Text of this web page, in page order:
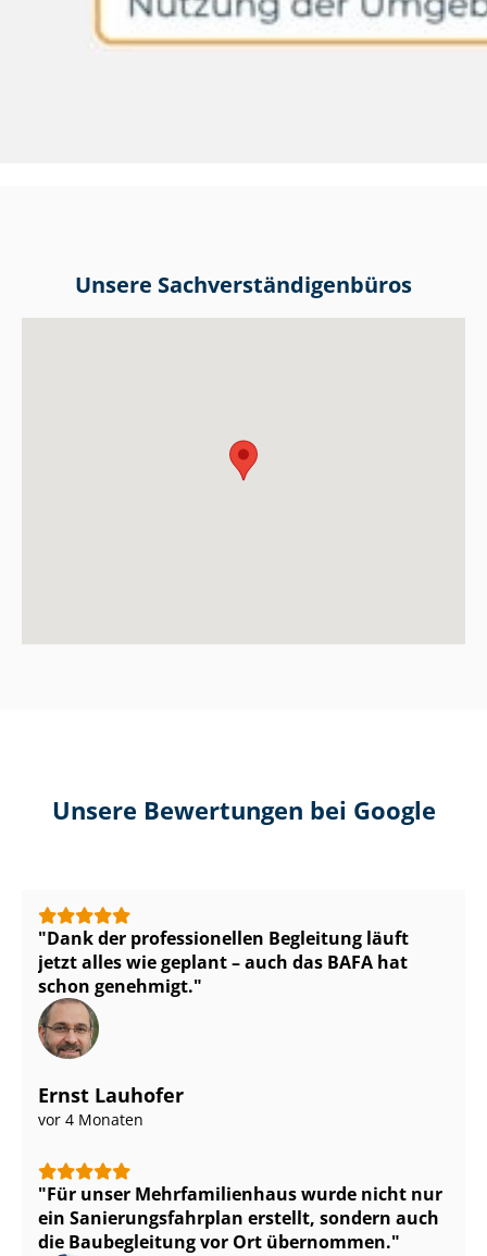
Unsere Sach­ver­stän­di­gen­bü­ros
Unsere Bewertungen bei Google
Dank der professionellen Begleitung läuft
jetzt alles wie geplant – auch das BAFA hat
schon genehmigt.
Ernst Lauhofer
vor 4 Monaten
Für unser Mehr­fa­mi­li­en­haus wurde nicht nur
ein Sa­nie­rungs­fahr­plan erstellt, sondern auch
die Baubegleitung vor Ort übernommen.